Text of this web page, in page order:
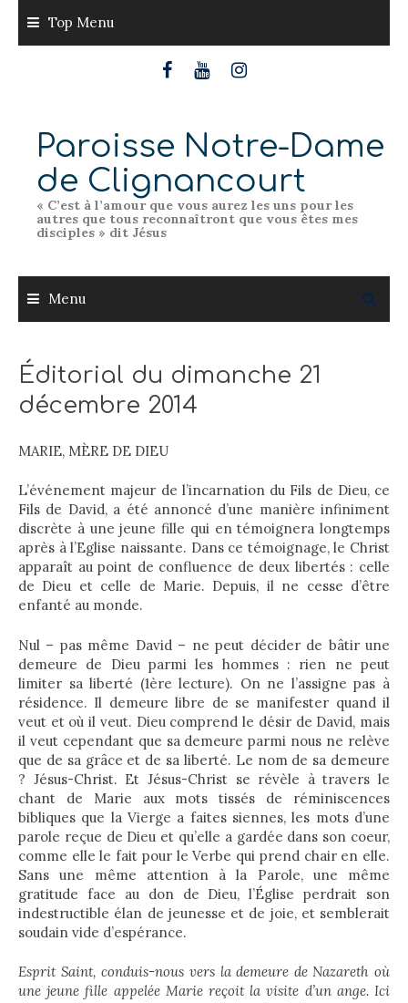
content
Top Menu
Paroisse Notre-Dame
de Clignancourt
« C’est à l’amour que vous aurez les uns pour les
autres que tous reconnaîtront que vous êtes mes
disciples » dit Jésus
Menu
Éditorial du dimanche 21
décembre 2014
MARIE, MÈRE DE DIEU
L’événement majeur de l’incarnation du Fils de Dieu, ce
Fils de David, a été annoncé d’une manière infiniment
discrète à une jeune fille qui en témoignera longtemps
après à l’Eglise naissante. Dans ce témoignage, le Christ
apparaît au point de confluence de deux libertés : celle
de Dieu et celle de Marie. Depuis, il ne cesse d’être
enfanté au monde.
Nul – pas même David – ne peut décider de bâtir une
demeure de Dieu parmi les hommes : rien ne peut
limiter sa liberté (1ère lecture). On ne l’assigne pas à
résidence. Il demeure libre de se manifester quand il
veut et où il veut. Dieu comprend le désir de David, mais
il veut cependant que sa demeure parmi nous ne relève
que de sa grâce et de sa liberté. Le nom de sa demeure
? Jésus-Christ. Et Jésus-Christ se révèle à travers le
chant de Marie aux mots tissés de réminiscences
bibliques que la Vierge a faites siennes, les mots d’une
parole reçue de Dieu et qu’elle a gardée dans son coeur,
comme elle le fait pour le Verbe qui prend chair en elle.
Sans une même attention à la Parole, une même
gratitude face au don de Dieu, l’Église perdrait son
indestructible élan de jeunesse et de joie, et semblerait
soudain vide d’espérance.
Esprit Saint, conduis-nous vers la demeure de Nazareth où
une jeune fille appelée Marie reçoit la visite d’un ange. Ici